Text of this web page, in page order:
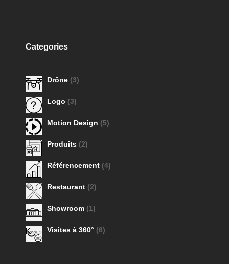
Categories
Drône (3)
Logo (3)
Motion Design (5)
Produits (2)
Référencement (4)
Restaurant (2)
Showroom (1)
Visites à 360° (6)